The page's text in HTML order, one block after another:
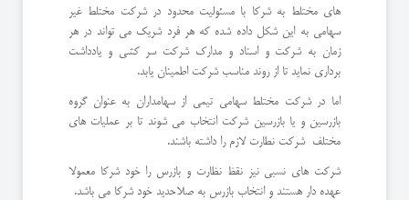
های مختلط به شرکا با مسئولیت محدود در شرکت مختلط غیر
سهامی به این شکل داده شده که هر فرد شریک می تواند در هر
زمان به شرکت و اسناد و مدارک شرکت سر کشی و یادداشت
برداری نماید تا از روند مناسب شرکت اطمینان یابد.
اما در شرکت مختلط سهامی تیمی از سهامداران به عنوان گروه
بازرسین و یا بازرسین شرکت انتخاب می شوند تا بر عملیات های
مختلف شرکت نطارت لازم را داشته باشند.
شرکت های نسبی نیز نقظ نظارت و بازرس را خود شرکا معمولا
عهده دار هستند و انتخاب بازرس به صلاحدید خود شرکا می باشد.